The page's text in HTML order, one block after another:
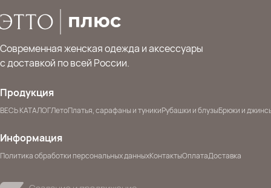
Современная женская одежда и аксессуары
с доставкой по всей России.
Продукция
ВЕСЬ КАТАЛОГЛетоПлатья, сарафаны и туникиРубашки и блузыБрюки и
Информация
Политика обработки персональных данныхКонтактыОплатаДоставка